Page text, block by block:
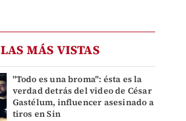
LAS MÁS VISTAS
"Todo es una broma": ésta es la
verdad detrás del video de César
Gastélum, influencer asesinado a
tiros en Sin